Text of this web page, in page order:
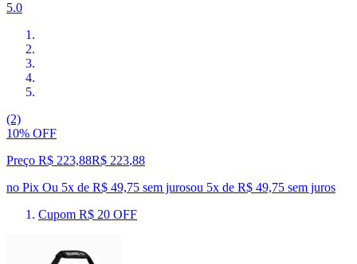
5.0
(2)
10% OFF
Preço R$ 223,88R$ 223,88
no Pix Ou 5x de R$ 49,75 sem jurosou 5x de R$ 49,75 sem juros
Cupom R$ 20 OFF